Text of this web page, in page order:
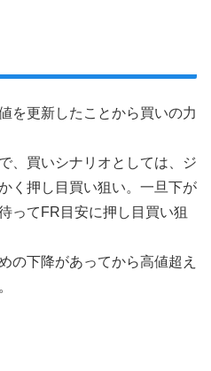
を更新したことから買いの力
、買いシナリオとしては、ジ
く押し目買い狙い。一旦下が
ってFR目安に押し目買い狙
の下降があってから高値超え